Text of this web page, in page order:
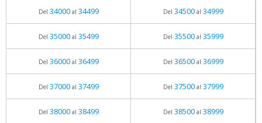
Del 34000al 34499 Del 34500al 34999
Del 35000al 35499 Del 35500al 35999
Del 36000al 36499 Del 36500al 36999
Del 37000al 37499 Del 37500al 37999
Del 38000al 38499 Del 38500al 38999